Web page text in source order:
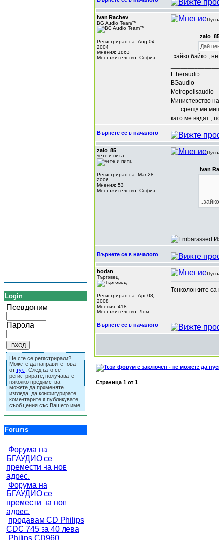
Login
Псевдоним
Парола
Не сте се регистрирали?
Можете да направите това
от тук
. След като се
регистрирате, получавате
няколко предимства -
можете да променяте
изгледа, да конфигурирате
коментарите и публикувате
съобщения със Вашето име
Forums
Форума на
БГАУДИО се
премести на нов
адрес.
Форума на
БГАУДИО се
премести на нов
адрес.
продавам CD Philips
CDC 745 за 40 лева
Philips CD960
Ivan Rachev
BG Audio Team™
Регистриран на: Aug 04,
2004
Мнения: 1863
Местожителство: София
Дай
..зайко байко ,
Etheraudio
BGaudio
Metropolisaudio
Министерство
.......срещу ми
като ме видят ,
Върнете се в началото
zaio_85
чете и пита
Регистриран на: Mar 28,
2006
Мнения: 53
Местожителство: София
Ivan
Върнете се в началото
bodan
Търговец
Регистриран на: Apr 08,
2008
Мнения: 418
Местожителство: Лом
Тонколонките
Върнете се в началото
Страница 1 от 1